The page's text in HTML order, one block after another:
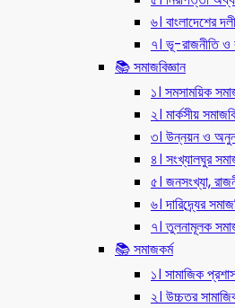
৬। বাংলাদেশের
৭। ভূ-রাজনীতি ও
📚 সমাজবিজ্ঞান
১। সমসাময়িক
২। মার্কসীয়
৩। উন্নয়ন ও
৪। সংখ্যালঘুর
৫। জনসংখ্যা,
৬। দারিদ্র্যের
৭। তুলনামূলক
📚 সমাজকর্ম
১। সামাজিক
২। উচ্চতর